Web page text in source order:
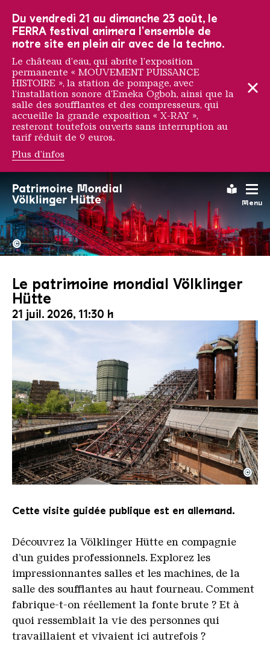
Menu
La Völklinger Hütte
Copyright:
©
Le patrimoine mondial Völklinger
Hütte
21 juil. 2026, 11:30 h
Le monte-charge incliné de la Völklinger Hütte
Copyright: Weltkulturerbe Völklinger Hütte | Karl
©
Cette visite guidée publique est en allemand.
Découvrez la Völklinger Hütte en compagnie
d’un guides professionnels. Explorez les
impressionnantes salles et les machines, de la
salle des soufflantes au haut fourneau. Comment
fabrique-t-on réellement la fonte brute ? Et à
quoi ressemblait la vie des personnes qui
travaillaient et vivaient ici autrefois ?
Du vendredi 21 au dimanche 23 août, le
FERRA festival animera l'ensemble de
notre site en plein air avec de la techno.
Le château d'eau, qui abrite l'exposition
permanente « MOUVEMENT PUISSANCE
HISTOIRE », la station de pompage, avec
l'installation sonore d'Emeka Ogboh, ainsi que la
salle des soufflantes et des compresseurs, qui
accueille la grande exposition « X-RAY »,
resteront toutefois ouverts sans interruption au
tarif réduit de 9 euros.
Plus d'infos